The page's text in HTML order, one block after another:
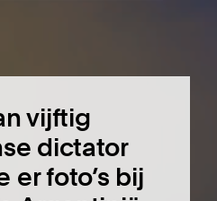
vijftig
dictator
er foto’s bij